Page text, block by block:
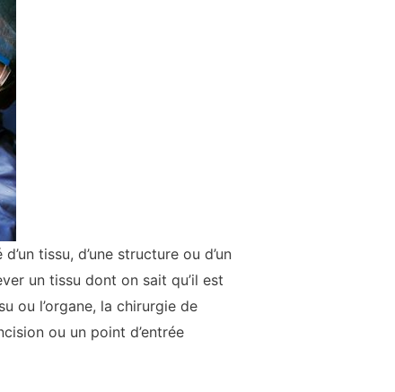
tissu, d’une structure ou d’un
un tissu dont on sait qu’il est
ou l’organe, la chirurgie de
ou un point d’entrée